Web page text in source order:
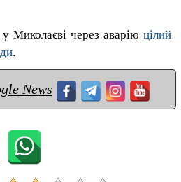
Миколаєві через аварію цілий
.
News